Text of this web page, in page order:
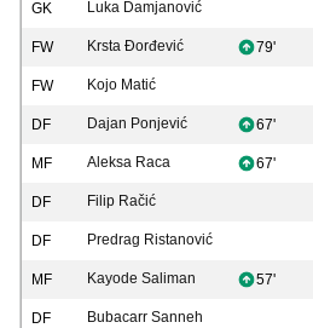
GK Luka Damjanović
FW Krsta Đorđević 79'
FW Kojo Matić
DF Dajan Ponjević 67'
MF Aleksa Raca 67'
DF Filip Račić
DF Predrag Ristanović
MF Kayode Saliman 57'
DF Bubacarr Sanneh